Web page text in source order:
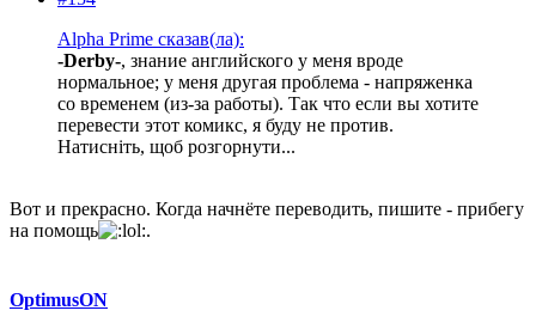
Alpha Prime сказав(ла):
-Derby-, знание английского у меня вроде
нормальное; у меня другая проблема - напряженка
со временем (из-за работы). Так что если вы хотите
перевести этот комикс, я буду не против.
Натисніть, щоб розгорнути...
Вот и прекрасно. Когда начнёте переводить, пишите - прибегу
на помощь
.
OptimusON